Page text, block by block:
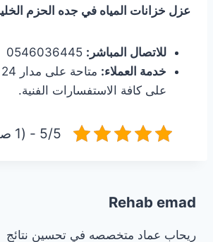
عزل خزانات المياه في جده الحزم
للاتصال المباشر:
خدمة العملاء:
على كافة الاستفسارات الفنية.
5/5 - (1 صوت واحد)
Rehab emad
ريحاب عماد متخصصه في تحسين نتائج